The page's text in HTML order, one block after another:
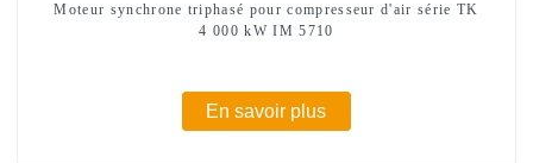
Moteur synchrone triphasé pour compresseur d'air série TK
4 000 kW IM 5710
En savoir plus